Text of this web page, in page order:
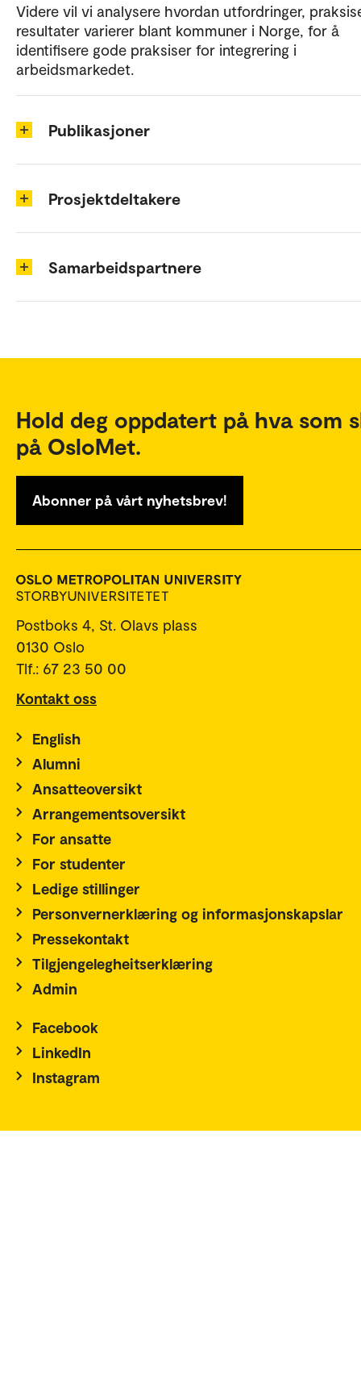
Videre vil vi analysere hvordan utfordringer,
resultater varierer blant kommuner i Norge, for å
identifisere gode praksiser for integrering i
arbeidsmarkedet.
Publikasjoner
Prosjektdeltakere
Samarbeidspartnere
Hold deg oppdatert på hva som
på OsloMet.
Abonner på vårt nyhetsbrev!
Postboks 4, St. Olavs plass
0130 Oslo
Tlf.: 67 23 50 00
Kontakt oss
English
Alumni
Ansatteoversikt
Arrangementsoversikt
For ansatte
For studenter
Ledige stillinger
Personvernerklæring og informasjonskapslar
Pressekontakt
Tilgjengelegheitserklæring
Admin
Facebook
LinkedIn
Instagram